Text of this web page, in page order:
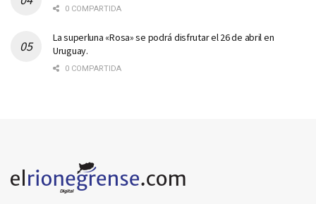
0 COMPARTIDA
La superluna «Rosa» se podrá disfrutar el 26 de abril en
Uruguay.
0 COMPARTIDA